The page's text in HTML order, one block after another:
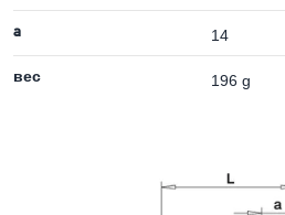
a 14
вес 196 g